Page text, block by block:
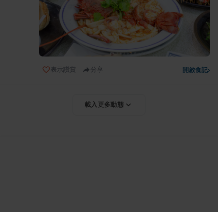
表示讚賞 分享 開啟食記›
載入更多動態